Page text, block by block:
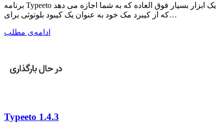
برنامه Typeeto یک ابزار بسیار فوق العاده که به شما اجازه می دهد
که از کیبرد مک خود به عنوان یک کیبود بلوتوثی برای…
ادامه‌ی مطلب
Typeeto 1.4.3